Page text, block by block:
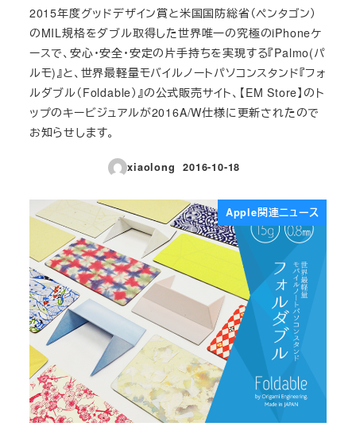
2015年度グッドデザイン賞と米国国防総省（ペンタゴン）
のMIL規格をダブル取得した世界唯一の究極のiPhoneケ
ースで、安心・安全・安定の片手持ちを実現する『Palmo(パ
ルモ)』と、世界最軽量モバイルノートパソコンスタンド『フォ
ルダブル（Foldable）』の公式販売サイト、【EM Store】のト
ップのキービジュアルが2016A/W仕様に更新されたので
お知らせします。
xiaolong
投稿日
2016-10-18
Apple関連ニュース